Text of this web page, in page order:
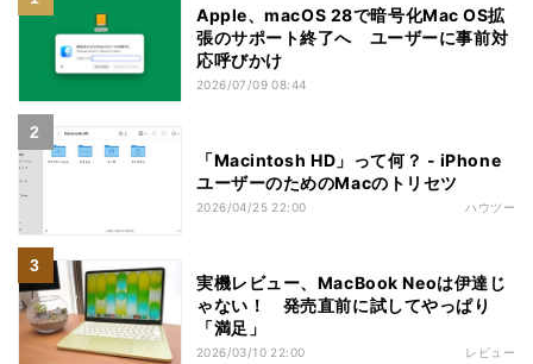
Apple、macOS 28で暗号化Mac OS拡
張のサポート終了へ ユーザーに事前対
応呼びかけ
2026/07/09 08:44
「Macintosh HD」って何？ - iPhone
ユーザーのためのMacのトリセツ
2026/04/25 22:00 ハウツー
実機レビュー、MacBook Neoは伊達じ
ゃない！ 発売直前に試してやっぱり
「満足」
2026/03/10 22:00 レビュー